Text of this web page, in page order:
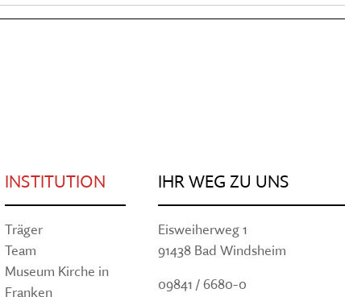
INSTITUTION
Träger
Team
Museum Kirche in
Franken
IHR WEG ZU UNS
Eisweiherweg 1
91438 Bad Windsheim
09841 / 6680-0